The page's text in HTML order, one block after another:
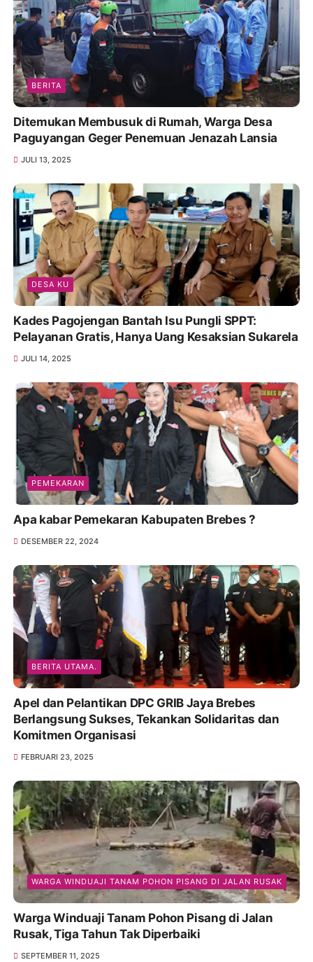
BERITA
Ditemukan Membusuk di Rumah, Warga Desa
Paguyangan Geger Penemuan Jenazah Lansia
JULI 13, 2025
DESA KU
Kades Pagojengan Bantah Isu Pungli SPPT:
Pelayanan Gratis, Hanya Uang Kesaksian Sukarela
JULI 14, 2025
PEMEKARAN
Apa kabar Pemekaran Kabupaten Brebes ?
DESEMBER 22, 2024
BERITA UTAMA.
Apel dan Pelantikan DPC GRIB Jaya Brebes
Berlangsung Sukses, Tekankan Solidaritas dan
Komitmen Organisasi
FEBRUARI 23, 2025
WARGA WINDUAJI TANAM POHON PISANG DI JALAN RUSAK
Warga Winduaji Tanam Pohon Pisang di Jalan
Rusak, Tiga Tahun Tak Diperbaiki
SEPTEMBER 11, 2025